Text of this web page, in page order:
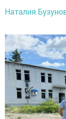
Наталия